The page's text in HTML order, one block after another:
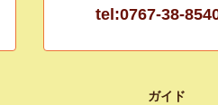
tel:0767-38-
ガイド